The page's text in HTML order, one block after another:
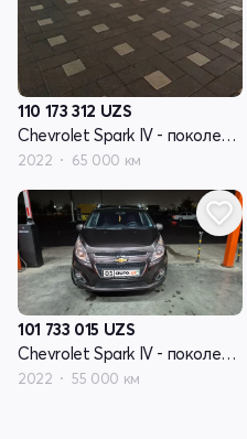
110 173 312 UZS
Chevrolet Spark IV - поколение
2022 65 000 км
101 733 015 UZS
Chevrolet Spark IV - поколение
2022 55 000 км